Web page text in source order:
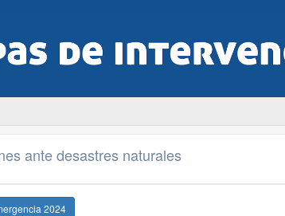
ante desastres naturales
2024